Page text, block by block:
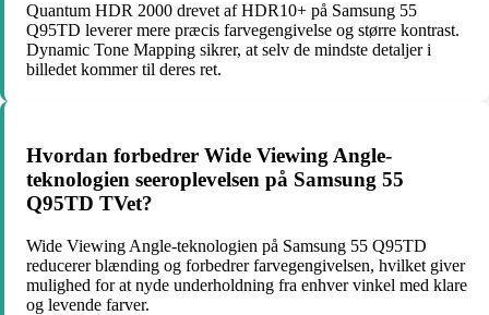
Quantum HDR 2000 drevet af HDR10+ på Samsung 55
Q95TD leverer mere præcis farvegengivelse og større kontrast.
Dynamic Tone Mapping sikrer, at selv de mindste detaljer i
billedet kommer til deres ret.
Hvordan forbedrer Wide Viewing Angle-
teknologien seeroplevelsen på Samsung 55
Q95TD TVet?
Wide Viewing Angle-teknologien på Samsung 55 Q95TD
reducerer blænding og forbedrer farvegengivelsen, hvilket giver
mulighed for at nyde underholdning fra enhver vinkel med klare
og levende farver.